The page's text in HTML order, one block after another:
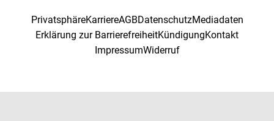
PrivatsphäreKarriereAGBDatenschutzMediadaten
Erklärung zur BarrierefreiheitKündigungKontakt
ImpressumWiderruf